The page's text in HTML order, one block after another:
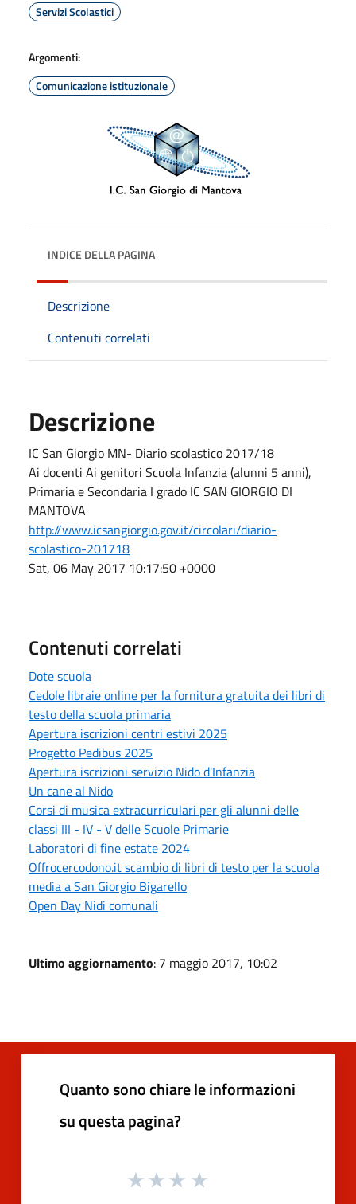
Servizi Scolastici
Argomenti:
Comunicazione istituzionale
INDICE DELLA PAGINA
Descrizione
Contenuti correlati
Descrizione
IC San Giorgio MN- Diario scolastico 2017/18
Ai docenti Ai genitori Scuola Infanzia (alunni 5 anni),
Primaria e Secondaria I grado IC SAN GIORGIO DI
MANTOVA
http://www.icsangiorgio.gov.it/circolari/diario-
scolastico-201718
Sat, 06 May 2017 10:17:50 +0000
Contenuti correlati
Dote scuola
Cedole libraie online per la fornitura gratuita dei libri di
testo della scuola primaria
Apertura iscrizioni centri estivi 2025
Progetto Pedibus 2025
Apertura iscrizioni servizio Nido d'Infanzia
Un cane al Nido
Corsi di musica extracurriculari per gli alunni delle
classi III - IV - V delle Scuole Primarie
Laboratori di fine estate 2024
Offrocercodono.it scambio di libri di testo per la scuola
media a San Giorgio Bigarello
Open Day Nidi comunali
Ultimo aggiornamento: 7 maggio 2017, 10:02
Quanto sono chiare le informazioni
su questa pagina?